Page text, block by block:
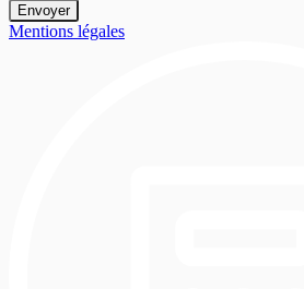
Mentions légales